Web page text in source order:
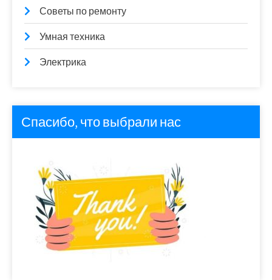
Советы по ремонту
Умная техника
Электрика
Спасибо, что выбрали нас